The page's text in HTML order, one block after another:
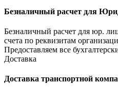
Безналичный расчет для
Безналичный расчет для юр.
счета по реквизитам
Предоставляем все
Доставка
Доставка транспортной